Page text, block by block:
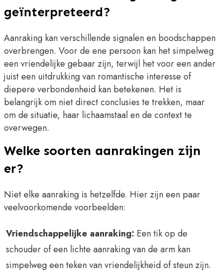
geïnterpreteerd?
Aanraking kan verschillende signalen en boodschappen
overbrengen. Voor de ene persoon kan het simpelweg
een vriendelijke gebaar zijn, terwijl het voor een ander
juist een uitdrukking van romantische interesse of
diepere verbondenheid kan betekenen. Het is
belangrijk om niet direct conclusies te trekken, maar
om de situatie, haar lichaamstaal en de context te
overwegen.
Welke soorten aanrakingen zijn
er?
Niet elke aanraking is hetzelfde. Hier zijn een paar
veelvoorkomende voorbeelden:
Vriendschappelijke aanraking: Een tik op de
schouder of een lichte aanraking van de arm kan
simpelweg een teken van vriendelijkheid of steun zijn.